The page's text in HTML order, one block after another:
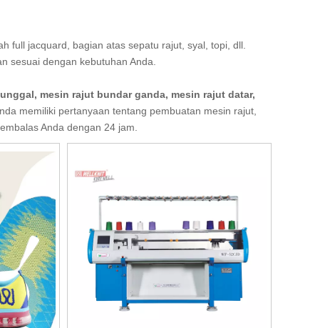
full jacquard, bagian atas sepatu rajut, syal, topi, dll.
sesuai dengan kebutuhan Anda.
mesin rajut bundar ganda, mesin rajut datar,
memiliki pertanyaan tentang pembuatan mesin rajut,
Anda dengan 24 jam.